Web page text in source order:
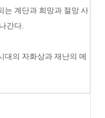
는 계단과 희망과 절망 사
간다.
대의 자화상과 재난의 메